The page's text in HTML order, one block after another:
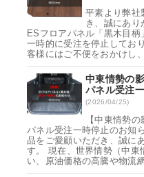
平素より弊社
き、誠にあり
ESフロアパネル「黒木目
一時的に受注を停止してお
客様にはご不便をおかけし
中東情勢の
パネル受注
(2026/04/25)
【中東情勢
パネル受注一時停止のお知
品をご愛顧いただき、誠に
す。 現在、世界情勢（中東
い、原油価格の高騰や物流